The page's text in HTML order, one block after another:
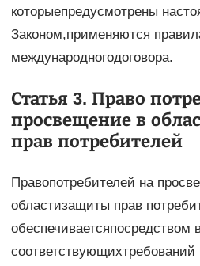
которыепредусмотрены
Законом,применяются
международногодоговора.
Статья 3. Право
просвещение в
прав потребителей
Правопотребителей на
областизащиты прав
обеспечиваетсяпосредством
соответствующихтребований